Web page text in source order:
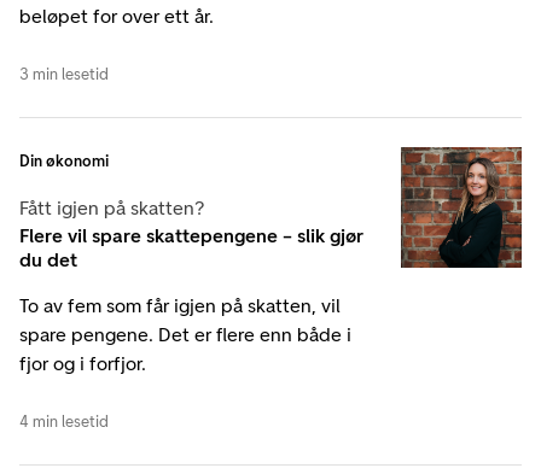
beløpet for over ett år.
3 min lesetid
Din økonomi
Fått igjen på skatten?
Flere vil spare skattepengene – slik gjør
du det
To av fem som får igjen på skatten, vil
spare pengene. Det er flere enn både i
fjor og i forfjor.
4 min lesetid